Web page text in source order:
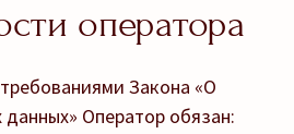
оператора
Закона «О
Оператор обязан: